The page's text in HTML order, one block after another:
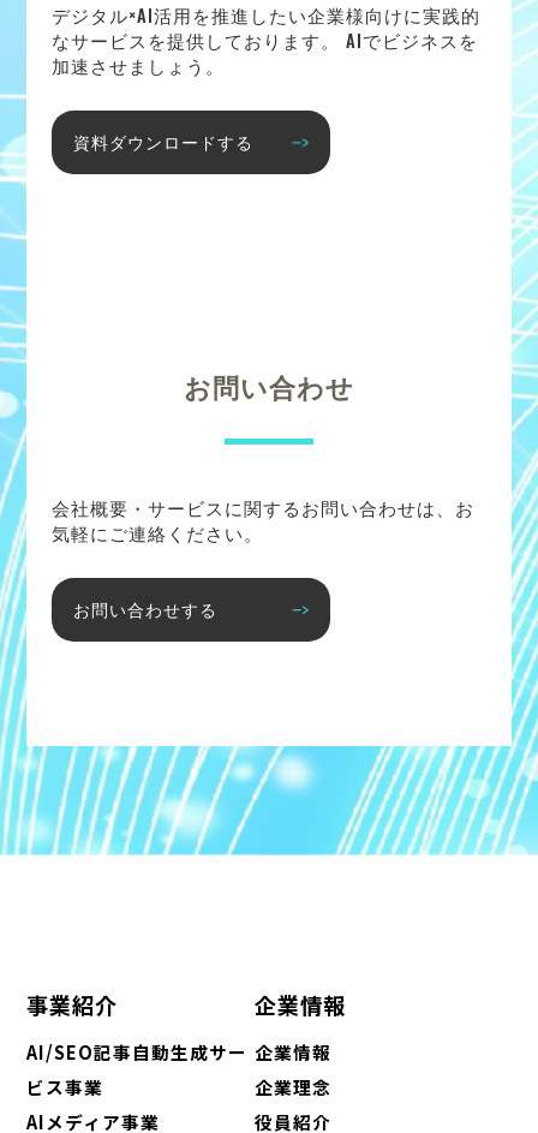
デジタル×AI活用を推進したい企業様向けに実践的
なサービスを提供しております。 AIでビジネスを
加速させましょう。
資料ダウンロードする
お問い合わせ
会社概要・サービスに関するお問い合わせは、お
気軽にご連絡ください。
お問い合わせする
事業紹介
AI/SEO記事自動生成サー
ビス事業
AIメディア事業
企業情報
企業情報
企業理念
役員紹介